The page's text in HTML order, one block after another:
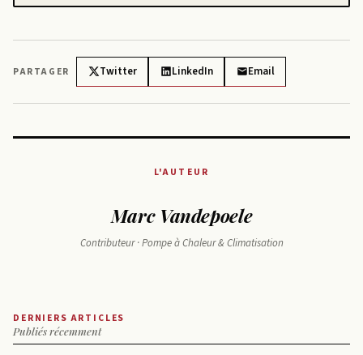
PARTAGER Twitter LinkedIn Email
L'AUTEUR
Marc Vandepoele
Contributeur · Pompe à Chaleur & Climatisation
DERNIERS ARTICLES
Publiés récemment